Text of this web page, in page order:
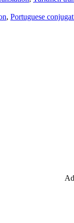
, Portuguese